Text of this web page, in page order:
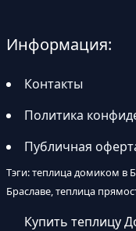
Информация:
Контакты
Политика
Публичная
Тэги: теплица домиком в
Браславе, теплица
Купить теплицу